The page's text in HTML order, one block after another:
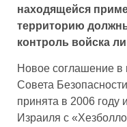
находящейся
территорию
контроль войска
Новое соглашение
Совета
принята в 2006 году
Израиля с